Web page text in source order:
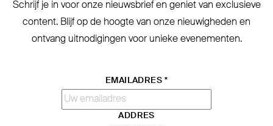
Schrijf je in voor onze nieuwsbrief en geniet van exclusieve
content. Blijf op de hoogte van onze nieu­wigheden en
ontvang uit­no­digingen voor unieke evenementen.
EMAILADRES *
ADDRES